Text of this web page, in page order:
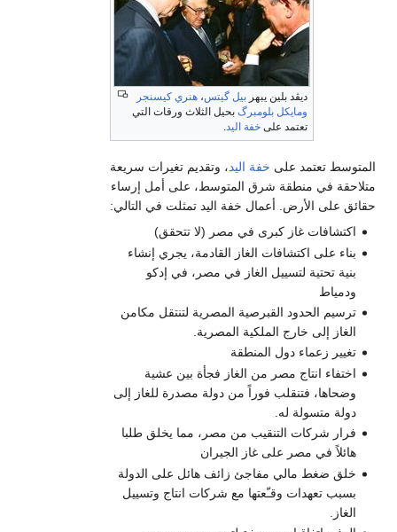
ديڤد بلين يبهربيل گيتس ، هنري كيسنجر
ومايكل بلومبرگبحيل الثلاث ورقات التي
تعتمد علىخفة اليد.
تعتمد علىخفة اليد، وتقديم تغيرات سريعة
في منطقة شرق المتوسط، على أمل إرساء
على الأرض. أعمال خفة اليد تمثلت في التالي:
اكتشافات غاز كبرى في مصر (لا تتحقق)
بناء على اكتشافات الغاز القادمة، يجري إنشاء
بنية تحتية لتسييل الغاز في مصر، في إدكو
ودمياط
ترسيم الحدود القبرصية المصرية لتنتقل مكامن
الغاز إلى خارج الملكية المصرية.
تغيير زعماء دول المنطقة
اختفاء انتاج مصر من الغاز فجأة بين عشية
وضحاها، فتنقلب فوراً من دولة مصدرة للغاز إلى
دولة متسولة له.
فرار شركات التنقيب من مصر، مما يخلق طلبا
هائلاً في مصر على غاز الجيران
خلق ضغط مالي مفاجئ زائف هائل على الدولة
بسبب تعهدات وقـّعتها مع شركات انتاج وتسييل